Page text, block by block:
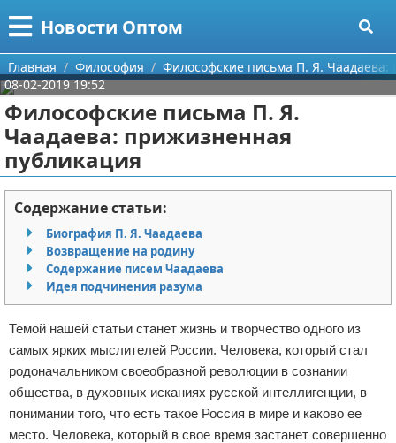
Новости Оптом
Меню
Главная
Категории
Информационные технологии
Автомобили
Знаменитости
Политика
Природа
Философия
Культура
Экономика
Поиск
О проекте
Контакты
Сотрудничество
Размещение рекламы
Для правообладателей
Условия предоставления информации
Отказ от ответственности
Главная Философия
Философские письма П. Я.
08-02-2019 19:52
Философские письма П. Я.
Чаадаева: прижизненная
публикация
Содержание статьи:
Биография П. Я. Чаадаева
Возвращение на родину
Содержание писем Чаадаева
Идея подчинения разума
Темой нашей статьи станет жизнь и творчество одного из
самых ярких мыслителей России. Человека, который стал
родоначальником своеобразной революции в сознании
общества, в духовных исканиях русской интеллигенции, в
понимании того, что есть такое Россия в мире и каково ее
место. Человека, который в свое время застанет совершенно